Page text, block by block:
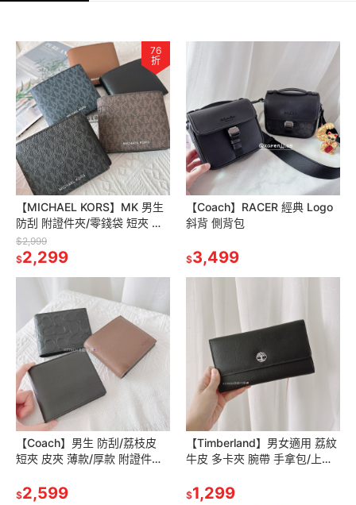
76
折
【MICHAEL KORS】MK 男生
防刮 附證件夾/零錢袋 短夾 皮
夾 包包
$2,999
$2,299
【Coach】RACER 經典 Logo
斜背 側背包
$3,499
【Coach】男生 防刮/荔枝皮
短夾 皮夾 薄款/厚款 附證件夾
$2,599
【Timberland】男女適用 荔紋
牛皮 多卡夾 腕帶 手拿包/上翻
$1,299